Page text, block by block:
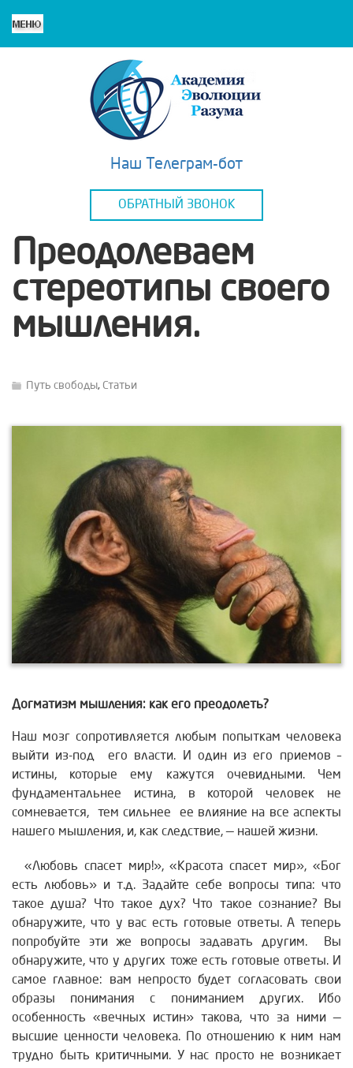
Наш Телеграм-бот
ОБРАТНЫЙ ЗВОНОК
Преодолеваем
стереотипы своего
мышления.
Путь свободы, Статьи
Догматизм мышления: как его преодолеть?
Наш мозг сопротивляется любым попыткам человека
выйти из-под его власти. И один из его приемов –
истины, которые ему кажутся очевидными. Чем
фундаментальнее истина, в которой человек не
сомневается, тем сильнее ее влияние на все аспекты
нашего мышления, и, как следствие, — нашей жизни.
«Любовь спасет мир!», «Красота спасет мир», «Бог
есть любовь» и т.д. Задайте себе вопросы типа: что
такое душа? Что такое дух? Что такое сознание? Вы
обнаружите, что у вас есть готовые ответы. А теперь
попробуйте эти же вопросы задавать другим. Вы
обнаружите, что у других тоже есть готовые ответы. И
самое главное: вам непросто будет согласовать свои
образы понимания с пониманием других. Ибо
особенность «вечных истин» такова, что за ними —
высшие ценности человека. По отношению к ним нам
трудно быть критичными. У нас просто не возникает